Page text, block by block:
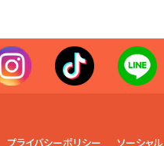
プライバシーポリシー ソーシャ